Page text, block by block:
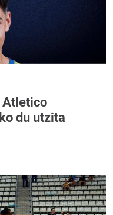
Atletico
du utzita